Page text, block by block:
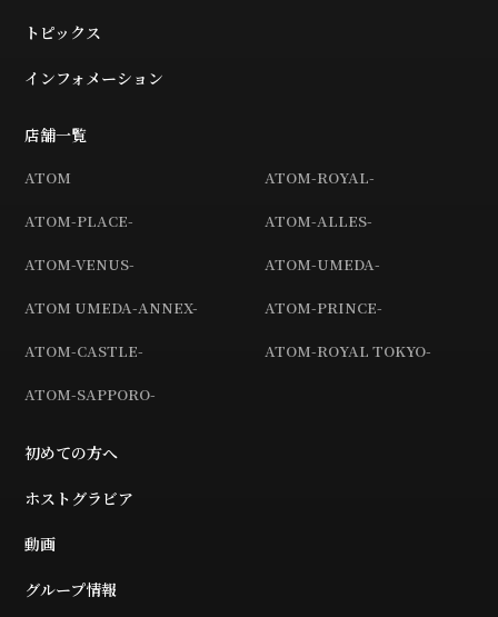
トピックス
インフォメーション
店舗一覧
ATOM ATOM-ROYAL-
ATOM-PLACE- ATOM-ALLES-
ATOM-VENUS- ATOM-UMEDA-
ATOM UMEDA-ANNEX- ATOM-PRINCE-
ATOM-CASTLE- ATOM-ROYAL TOKYO-
ATOM-SAPPORO-
初めての方へ
ホストグラビア
動画
グループ情報